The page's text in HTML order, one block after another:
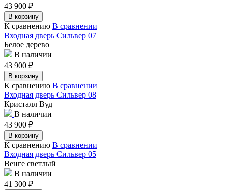
43 900 ₽
В корзину
К сравнению В сравнении
Входная дверь Сильвер 07
Белое дерево
В наличии
43 900 ₽
В корзину
К сравнению В сравнении
Входная дверь Сильвер 08
Кристалл Вуд
В наличии
43 900 ₽
В корзину
К сравнению В сравнении
Входная дверь Сильвер 05
Венге светлый
В наличии
41 300 ₽